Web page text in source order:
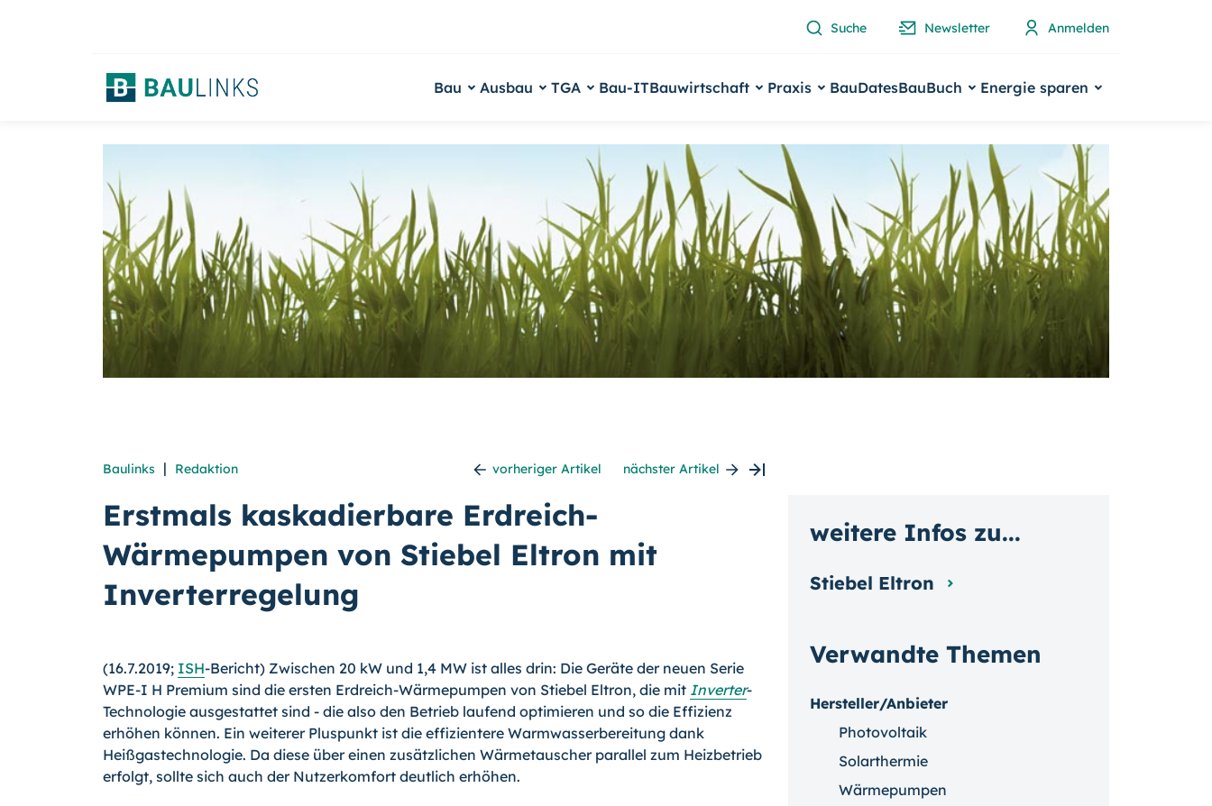
Suche Newsletter Anmelden
Bau Ausbau TGA Bau-ITBauwirtschaft Praxis BauDatesBauBuch Energie sparen
Baulinks | Redaktion vorheriger Artikel nächster Artikel
Erstmals kaskadierbare Erdreich-
Wärmepumpen von Stiebel Eltron mit
Inverterregelung
(16.7.2019; ISH-Bericht) Zwischen 20 kW und 1,4 MW ist alles drin: Die Geräte der neuen Serie
WPE-I H Premium sind die ersten Erdreich-Wärmepumpen von Stiebel Eltron, die mit Inverter-
Technologie ausgestattet sind - die also den Betrieb laufend optimieren und so die Effizienz
erhöhen können. Ein weiterer Pluspunkt ist die effizientere Warmwasserbereitung dank
Heißgastechnologie. Da diese über einen zusätzlichen Wärmetauscher parallel zum Heizbetrieb
erfolgt, sollte sich auch der Nutzerkomfort deutlich erhöhen.
Verwandte Themen
Hersteller/Anbieter
Photovoltaik
Solarthermie
Wärmepumpen
weitere Infos zu...
Stiebel Eltron